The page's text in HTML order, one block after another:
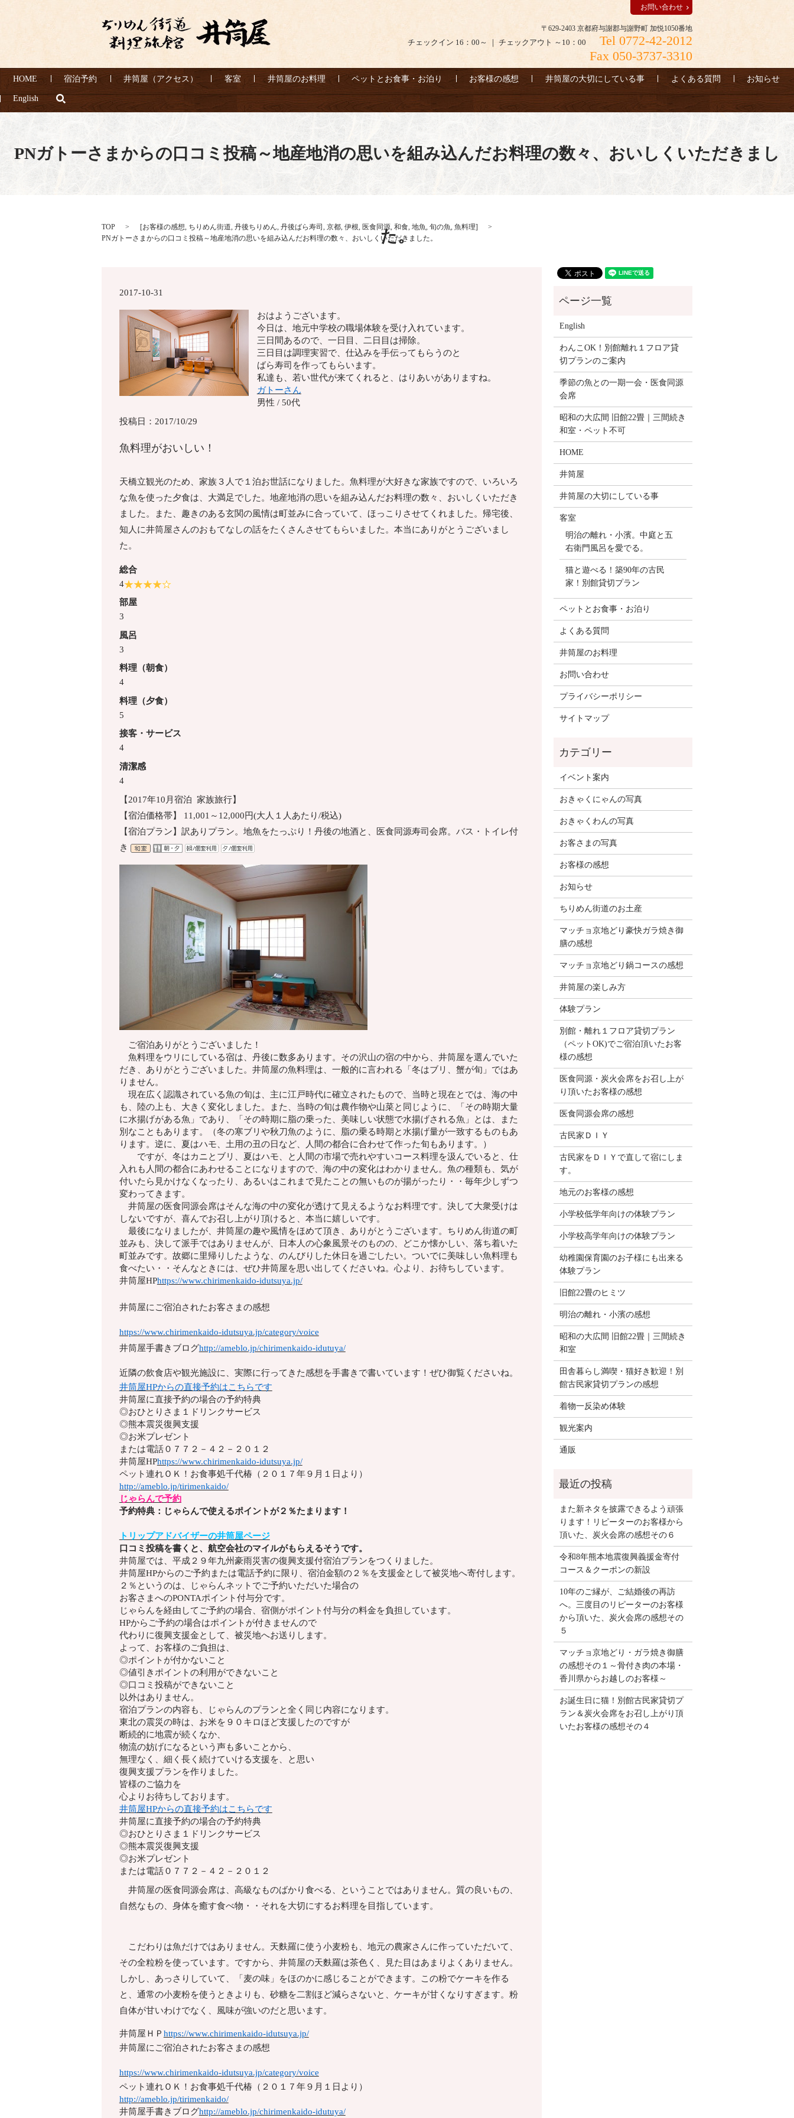
〒629-2403 京都府与謝郡与謝野町 加悦1050番地
チェックイン 16：00～ ｜ チェックアウト ～10：00
Tel 0772-42-2012
Fax 050-3737-3310
お問い合わせ
HOME 宿泊予約 井筒屋（アクセス） 客室 井筒屋のお料理 ペットとお食事・お泊り お客様の感想 井筒屋の大切にしている事 よくある質問 お知らせ
English
PNガトーさまからの口コミ投稿～地産地消の思いを組み込んだお料理の数々、おいしくいただきまし
た。
TOP [お客様の感想, ちりめん街道, 丹後ちりめん, 丹後ばら寿司 , 京都, 伊根, 医食同源, 和食, 地魚, 旬の魚, 魚料理]
PNガトーさまからの口コミ投稿～地産地消の思いを組み込んだお料理の数々、おいしくいただきました。
2017-10-31
おはようございます。
今日は、地元中学校の職場体験を受け入れています。
三日間あるので、一日目、二日目は掃除。
三日目は調理実習で、仕込みを手伝ってもらうのと
ばら寿司を作ってもらいます。
私達も、若い世代が来てくれると、はりあいがありますね。
ガトーさん
男性 / 50代
投稿日：2017/10/29
魚料理がおいしい！
天橋立観光のため、家族３人で１泊お世話になりました。魚料理が大好きな家族ですので、いろいろ
な魚を使った夕食は、大満足でした。地産地消の思いを組み込んだお料理の数々、おいしくいただき
ました。また、趣きのある玄関の風情は町並みに合っていて、ほっこりさせてくれました。帰宅後、
知人に井筒屋さんのおもてなしの話をたくさんさせてもらいました。本当にありがとうございまし
た。
総合
4
部屋
3
風呂
3
料理（朝食）
4
料理（夕食）
5
接客・サービス
4
清潔感
4
【2017年10月宿泊 家族旅行】
【宿泊価格帯】 11,001～12,000円(大人１人あたり/税込)
【宿泊プラン】訳ありプラン。地魚をたっぷり！丹後の地酒と、医食同源寿司会席。バス・トイレ付
き
ご宿泊ありがとうございました！
魚料理をウリにしている宿は、丹後に数多あります。その沢山の宿の中から、井筒屋を選んでいた
だき、ありがとうございました。井筒屋の魚料理は、一般的に言われる「冬はブリ、蟹が旬」ではあ
りません。
現在広く認識されている魚の旬は、主に江戸時代に確立されたもので、当時と現在とでは、海の中
も、陸の上も、大きく変化しました。また、当時の旬は農作物や山菜と同じように、「その時期大量
に水揚げがある魚」であり、「その時期に脂の乗った、美味しい状態で水揚げされる魚」とは、また
別なこともあります。（冬の寒ブリや秋刀魚のように、脂の乗る時期と水揚げ量が一致するものもあ
ります。逆に、夏はハモ、土用の丑の日など、人間の都合に合わせて作った旬もあります。）
ですが、冬はカニとブリ、夏はハモ、と人間の市場で売れやすいコース料理を汲んでいると、仕
入れも人間の都合にあわせることになりますので、海の中の変化はわかりません。魚の種類も、気が
付いたら見かけなくなったり、あるいはこれまで見たことの無いものが揚がったり・・毎年少しずつ
変わってきます。
井筒屋の医食同源会席はそんな海の中の変化が透けて見えるようなお料理です。決して大衆受けは
しないですが、喜んでお召し上がり頂けると、本当に嬉しいです。
最後になりましたが、井筒屋の趣や風情をほめて頂き、ありがとうございます。ちりめん街道の町
並みも、決して派手ではありませんが、日本人の心象風景そのものの、どこか懐かしい、落ち着いた
町並みです。故郷に里帰りしたような、のんびりした休日を過ごしたい。ついでに美味しい魚料理も
食べたい・・そんなときには、ぜひ井筒屋を思い出してくださいね。心より、お待ちしています。
井筒屋HPhttps://www.chirimenkaido-idutsuya.jp/
井筒屋にご宿泊されたお客さまの感想
https://www.chirimenkaido-idutsuya.jp/category/voice
井筒屋手書きブログhttp://ameblo.jp/chirimenkaido-idutuya/
近隣の飲食店や観光施設に、実際に行ってきた感想を手書きで書いています！ぜひ御覧くださいね。
井筒屋HPからの直接予約はこちらです
井筒屋に直接予約の場合の予約特典
◎おひとりさま１ドリンクサービス
◎熊本震災復興支援
◎お米プレゼント
または電話０７７２－４２－２０１２
井筒屋HPhttps://www.chirimenkaido-idutsuya.jp/
ペット連れＯＫ！お食事処千代椿（２０１７年９月１日より）
http://ameblo.jp/tirimenkaido/
じゃらんで予約
予約特典：じゃらんで使えるポイントが２％たまります！
トリップアドバイザーの井筒屋ページ
口コミ投稿を書くと、航空会社のマイルがもらえるそうです。
井筒屋では、平成２９年九州豪雨災害の復興支援付宿泊プランをつくりました。
井筒屋HPからのご予約または電話予約に限り、宿泊金額の２％ を支援金として被災地へ寄付します。
２％というのは、じゃらんネットでご予約いただいた場合の
お客さまへのPONTAポイント付与分です。
じゃらんを経由してご予約の場合、 宿側がポイント付与分の料金を負担しています。
HPからご予約の場合はポイントが付きませんので
代わりに復興支援金として、被災地へお送りします。
よって、お客様のご負担は、
◎ポイントが付かないこと
◎値引きポイントの利用ができないこと
◎口コミ投稿ができないこと
以外はありません。
宿泊プランの内容も、
じゃらんのプランと全く同じ内容になります。
東北の震災の時は、お米を９０キロほど支援したのですが
断続的に地震が続くなか、
物流の妨げになるという声も多いことから、
無理なく、細く長く続けていける支援を、と思い
復興支援プランを作りました。
皆様のご協力を
心よりお待ちしております。
井筒屋HPからの直接予約はこちらです
井筒屋に直接予約の場合の予約特典
◎おひとりさま１ドリンクサービス
◎熊本震災復興支援
◎お米プレゼント
または電話０７７２－４２－２０１２
井筒屋の医食同源会席は、高級なものばかり食べる、ということではありません。質の良いもの、
自然なもの、身体を癒す食べ物・・それを大切にするお料理を目指しています。
こだわりは魚だけではありません。天麩羅に使う小麦粉も、地元の農家さんに作っていただいて、
その全粒粉を使っています。ですから、井筒屋の天麩羅は茶色く、見た目はあまりよくありません。
しかし、あっさりしていて、「麦の味」をほのかに感じることができます。この粉でケーキを作る
と、通常の小麦粉を使うときよりも、砂糖を二割ほど減らさないと、ケーキが甘くなりすぎます。粉
自体が甘いわけでなく、風味が強いのだと思います。
井筒屋ＨＰ https://www.chirimenkaido-idutsuya.jp/
井筒屋にご宿泊されたお客さまの感想
https://www.chirimenkaido-idutsuya.jp/category/voice
ペット連れＯＫ！お食事処千代椿（２０１７年９月１日より）
http://ameblo.jp/tirimenkaido/
井筒屋手書きブログhttp://ameblo.jp/chirimenkaido-idutuya/
English
わんこOK！別館離れ１フロア貸
切プランのご案内
季節の魚との一期一会・医食同源
会席
昭和の大広間 旧館22畳｜三間続き
和室・ペット不可
HOME
井筒屋
井筒屋の大切にしている事
客室
明治の離れ・小濱。中庭と五
右衛門風呂を愛でる。
猫と遊べる！築90年の古民
家！別館貸切プラン
ペットとお食事・お泊り
よくある質問
井筒屋のお料理
お問い合わせ
プライバシーポリシー
サイトマップ
イベント案内
おきゃくにゃんの写真
おきゃくわんの写真
お客さまの写真
お客様の感想
お知らせ
ちりめん街道のお土産
マッチョ京地どり豪快ガラ焼き御
膳の感想
マッチョ京地どり鍋コースの感想
井筒屋の楽しみ方
体験プラン
別館・離れ１フロア貸切プラン
（ペットOK)でご宿泊頂いたお客
様の感想
医食同源・炭火会席をお召し上が
り頂いたお客様の感想
医食同源会席の感想
古民家ＤＩＹ
古民家をＤＩＹで直して宿にしま
す。
地元のお客様の感想
小学校低学年向けの体験プラン
小学校高学年向けの体験プラン
幼稚園保育園のお子様にも出来る
体験プラン
旧館22畳のヒミツ
明治の離れ・小濱の感想
昭和の大広間 旧館22畳｜三間続き
和室
田舎暮らし満喫・猫好き歓迎！別
館古民家貸切プランの感想
着物一反染め体験
観光案内
通販
また新ネタを披露できるよう頑張
ります！リピーターのお客様から
頂いた、炭火会席の感想その６
令和8年熊本地震復興義援金寄付
コース＆クーポンの新設
10年のご縁が、ご結婚後の再訪
へ。三度目のリピーターのお客様
から頂いた、炭火会席の感想その
５
マッチョ京地どり・ガラ焼き御膳
の感想その１～骨付き肉の本場・
香川県からお越しのお客様～
お誕生日に猫！別館古民家貸切プ
ラン＆炭火会席をお召し上がり頂
いたお客様の感想その４